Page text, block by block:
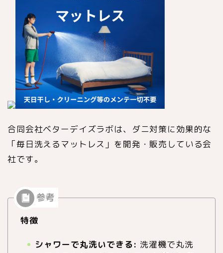
合同会社ベターデイズラボは、ダニ対策に効果的な
「毎日洗えるマットレス」を開発・販売している会
社です。
特徴
シャワーで丸洗いできる: 洗濯機で丸洗